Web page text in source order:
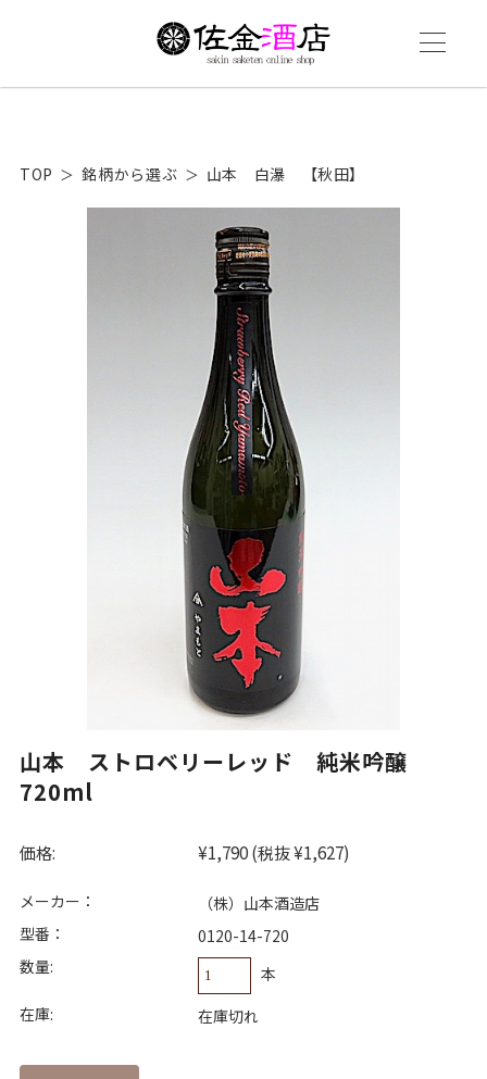
TOP 銘柄から選ぶ 山本 白瀑 【秋田】
山本 ストロベリーレッド 純米吟醸
720ml
価格: ¥1,790(税抜 ¥1,627)
メーカー：
（株）山本酒造店
型番：
0120-14-720
数量:
本
在庫:
在庫切れ